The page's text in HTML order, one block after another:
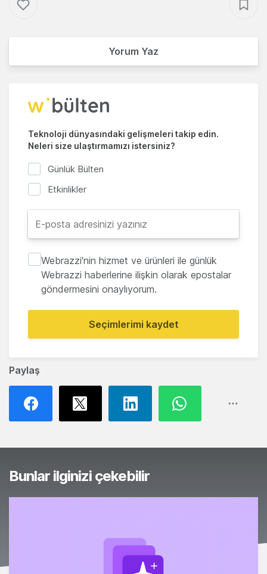
Paylaş
Yorum Yaz
Teknoloji dünyasındaki gelişmeleri takip edin.
Neleri size ulaştırmamızı istersiniz?
Günlük Bülten
Etkinlikler
Webrazzi'nin hizmet ve ürünleri ile günlük
Webrazzi haberlerine ilişkin olarak epostalar
göndermesini onaylıyorum.
Seçimlerimi kaydet
Bunlar ilginizi çekebilir